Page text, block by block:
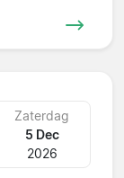
Zaterdag
5 Dec
2026